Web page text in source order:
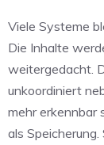
Viele Systeme
Die Inhalte
weitergedacht.
unkoordiniert
mehr erkennbar
als